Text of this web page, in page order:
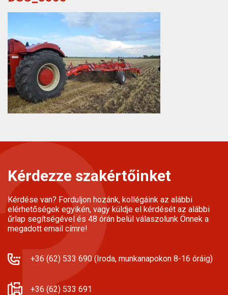
Kérdezze szakértőinket
Kérdése van? Forduljon hozánk, kollégáink az alábbi
elérhetőségek egyikén, vagy küldje el kérdését az alábbi
űrlap segítségével és 48 órán belül válaszolunk Önnek a
megadott email címre!
+36 (62) 533 690 (Iroda, munkanapokon 8-16 óráig)
+36 (62) 533 691